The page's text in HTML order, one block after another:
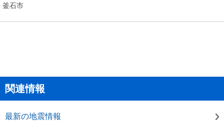
釜石市
関連情報
最新の地震情報